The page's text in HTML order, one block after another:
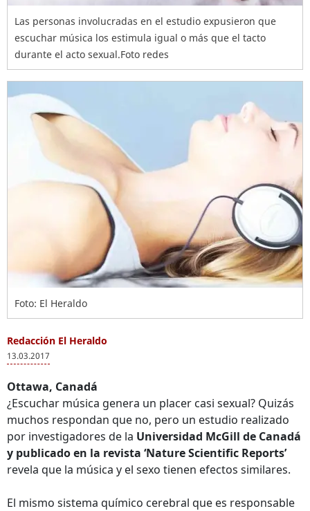
Las personas involucradas en el estudio expusieron que
escuchar música los estimula igual o más que el tacto
durante el acto sexual.Foto redes
Foto: El Heraldo
Redacción El Heraldo
13.03.2017
Ottawa, Canadá
¿Escuchar música genera un placer casi sexual? Quizás
muchos respondan que no, pero un estudio realizado
por investigadores de la Universidad McGill de Canadá
y publicado en la revista ‘Nature Scientific Reports’
revela que la música y el sexo tienen efectos similares.
El mismo sistema químico cerebral que es responsable